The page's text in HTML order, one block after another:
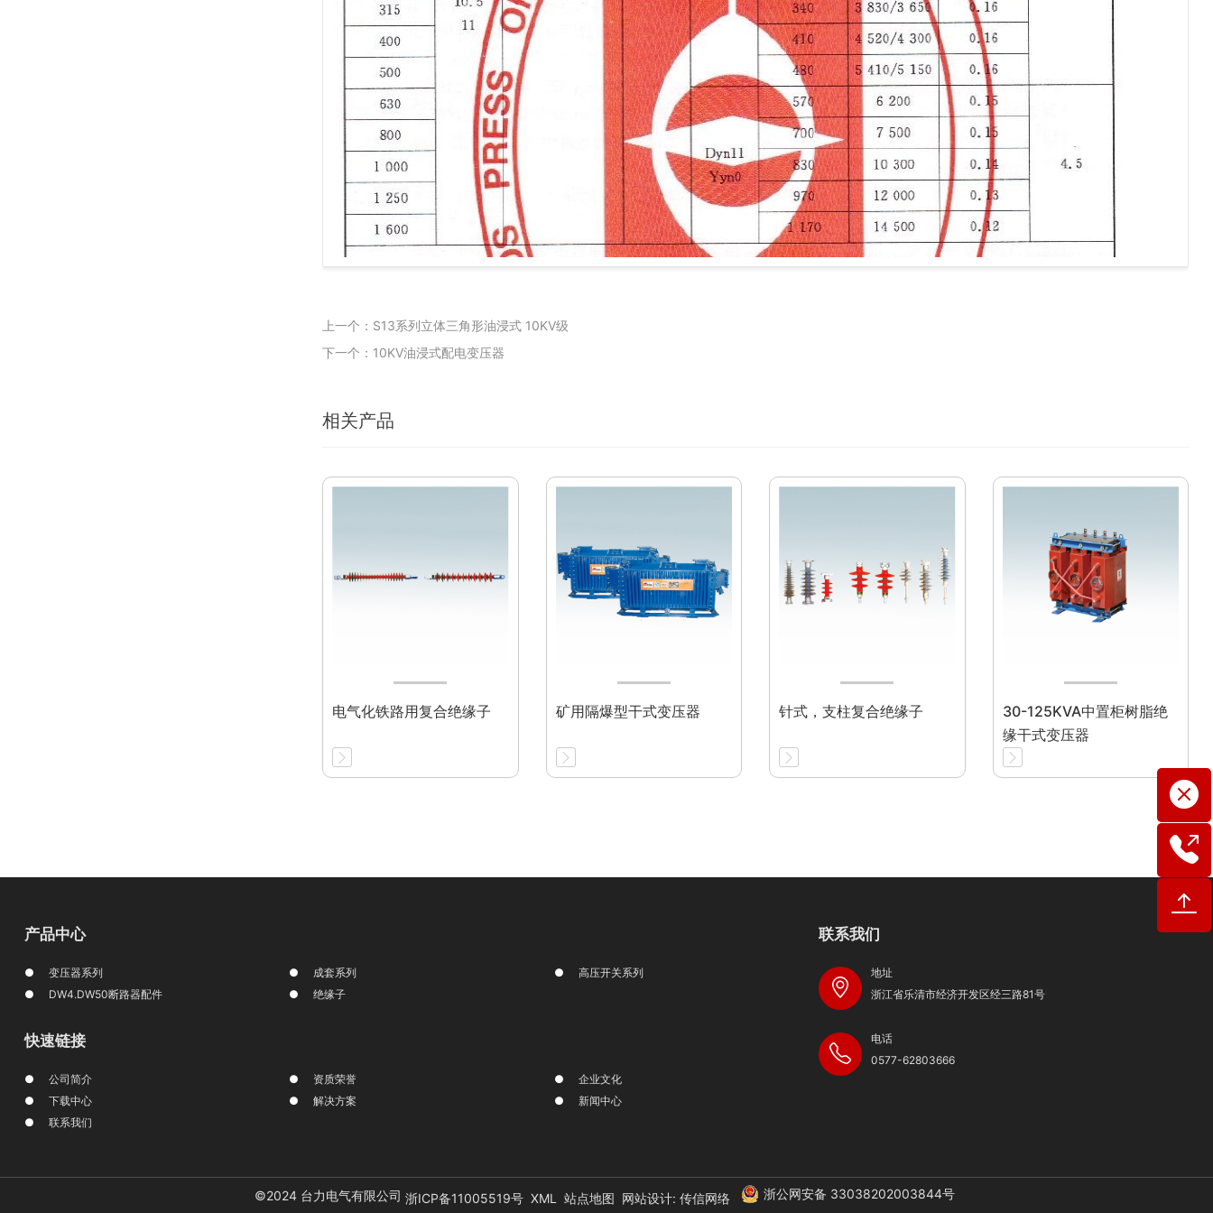
上一个：S13系列立体三角形油浸式 10KV级
下一个：10KV油浸式配电变压器
相关产品
电气化铁路用复合绝缘子 矿用隔爆型干式变压器 针式，支柱复合绝缘子
30-125KVA中置柜树脂绝
缘干式变压器
产品中心
变压器系列 成套系列
高压开关系列
DW4.DW50断路器配件
绝缘子
快速链接
公司简介 资质荣誉
企业文化
下载中心
解决方案
新闻中心
联系我们
联系我们
地址
浙江省乐清市经济开发区经三路81号
电话
0577-62803666
©2024 台力电气有限公司 浙ICP备11005519号 XML 站点地图 网站设计: 传信网络 浙公网安备 33038202003844号